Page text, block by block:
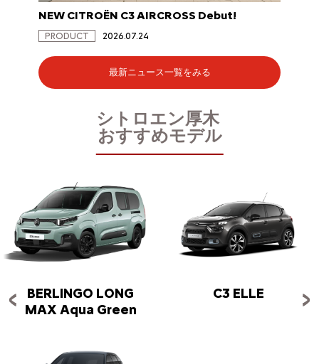
NEW CITROËN C3 AIRCROSS Debut!
PRODUCT 2026.07.24
最新ニュース一覧をみる
シトロエン厚木
おすすめモデル
BERLINGO LONG
MAX Aqua Green
C3 ELLE